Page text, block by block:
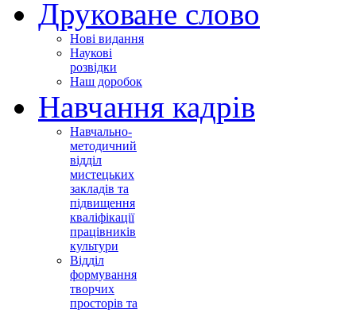
Друковане слово
Нові видання
Наукові
розвідки
Наш доробок
Навчання кадрів
Навчально-
методичний
відділ
мистецьких
закладів та
підвищення
кваліфікації
працівників
культури
Відділ
формування
творчих
просторів та